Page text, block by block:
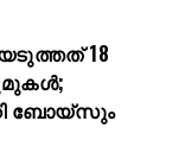
18
ബോയ്സും